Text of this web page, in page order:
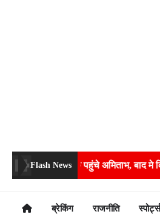
Flash News
अमिताभ, बाद मे किया सत्याग्रह
ब्रेकिंग राजनीति स्पोर्ट्स